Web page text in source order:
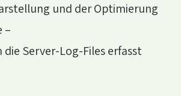
und der Optimierung
–
die Server-Log-Files erfasst